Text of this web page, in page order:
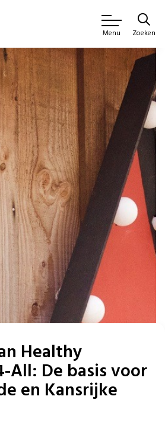
Menu Zoeken
Healthy
All: De basis voor
en Kansrijke